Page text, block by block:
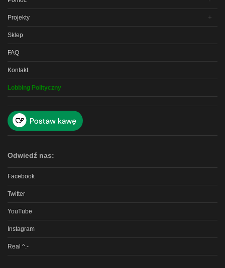
Projekty
Sklep
FAQ
Kontakt
Lobbing Polityczny
Odwiedź nas:
Facebook
Twitter
YouTube
Instagram
Real ^.-